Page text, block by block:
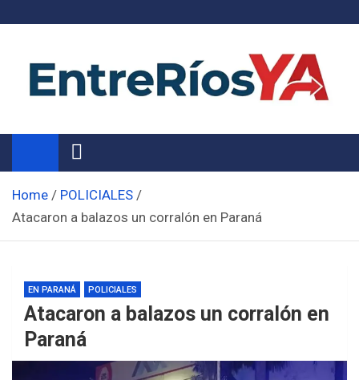
Noticias de Entre Ríos
Información de toda la provincia ahora
Home
POLICIALES
Atacaron a balazos un corralón en Paraná
EN PARANÁ POLICIALES
Atacaron a balazos un corralón en
Paraná